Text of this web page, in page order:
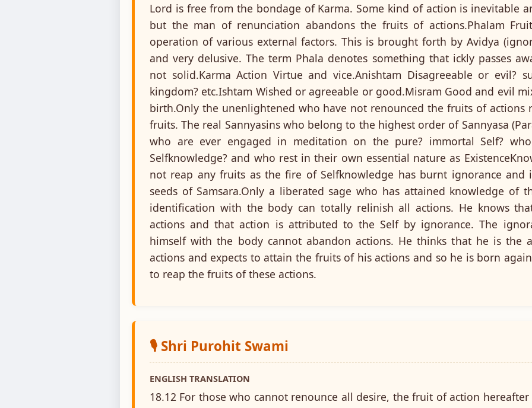
Lord is free from the bondage of Karma. Some kind of action is inevitable
but the man of renunciation abandons the fruits of actions.Phalam
operation of various external factors. This is brought forth by Avidya
and very delusive. The term Phala denotes something that ickly passes
not solid.Karma Action Virtue and vice.Anishtam Disagreeable or evil?
kingdom? etc.Ishtam Wished or agreeable or good.Misram Good and evil
birth.Only the unenlightened who have not renounced the fruits of actions
fruits. The real Sannyasins who belong to the highest order of Sannyasa
who are ever engaged in meditation on the pure? immortal Self?
Selfknowledge? and who rest in their own essential nature as
not reap any fruits as the fire of Selfknowledge has burnt ignorance and
seeds of Samsara.Only a liberated sage who has attained knowledge of
identification with the body can totally relinish all actions. He knows
actions and that action is attributed to the Self by ignorance. The
himself with the body cannot abandon actions. He thinks that he is the
actions and expects to attain the fruits of his actions and so he is born
to reap the fruits of these actions.
🎙️ Shri Purohit Swami
ENGLISH TRANSLATION
18.12 For those who cannot renounce all desire, the fruit of action